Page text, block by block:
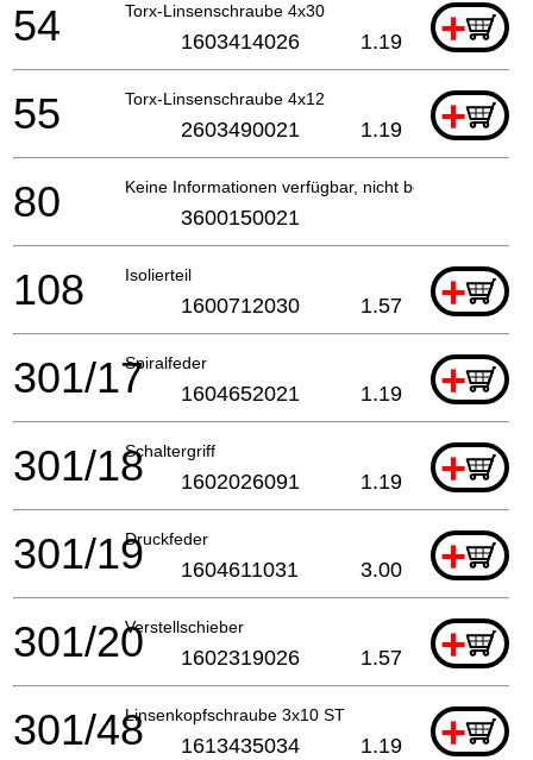
Torx-Linsenschraube 4x30 +
54 1603414026 1.19
Torx-Linsenschraube 4x12 +
55 2603490021 1.19
Keine Informationen verfügbar, nicht bestellbar
80 3600150021
Isolierteil +
108 1600712030 1.57
Spiralfeder +
301/17 1604652021 1.19
Schaltergriff +
301/18 1602026091 1.19
Druckfeder +
301/19 1604611031 3.00
Verstellschieber +
301/20 1602319026 1.57
Linsenkopfschraube 3x10 ST +
301/48 1613435034 1.19